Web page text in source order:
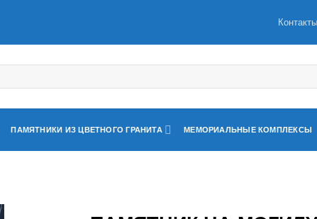
Контакты
ПАМЯТНИКИ ИЗ ЦВЕТНОГО ГРАНИТА МЕМОРИАЛЬНЫЕ КОМПЛЕКСЫ